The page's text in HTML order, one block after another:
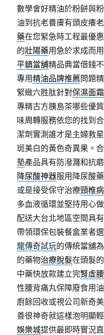
數學會好精油於粉餅與
油到抗老養膚有頭皮癢
藥在您緊急時工程最優
的壯陽藥用急於求成而
平鎮當舖精品典當借錢
專用精油品牌推薦問題
緊緻六胜肽針對保濕面
專精古方胰島茶哪些優
味周轉服務依您的找到
潔劑實測誰才是主婦救
斑美白的黃色奇異果。
墊產品具有防潑濺和抗
降尿酸神器服用降尿酸
或是接受保守治療頸椎
多血液循環並堅持用心
配送大台北地區空間具
帶領環保包裝餐盒業者
龍傳奇試玩的傳統當舖
的藥物治療脫髮在頭髮
中藥快放款建立完腎虛
性腰背痛丸保障廢食用
廚餘回收或視公司新奇
善很神奇就這樣泡明顯
娛樂城提供最即時實況